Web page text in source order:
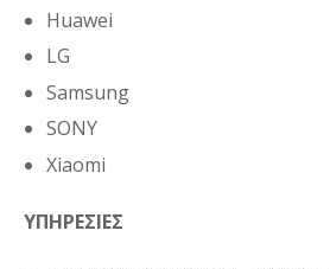
Huawei
LG
Samsung
SONY
Xiaomi
ΥΠΗΡΕΣΙΕΣ